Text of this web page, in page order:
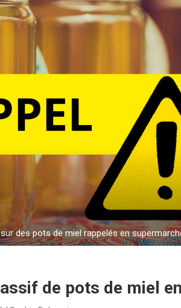
des pots de miel rappelés en
de pots de miel